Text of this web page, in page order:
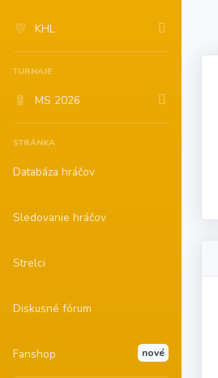
KHL
TURNAJE
MS 2026
STRÁNKA
Databáza hráčov
Sledovanie hráčov
Strelci
Diskusné fórum
Fanshop nové